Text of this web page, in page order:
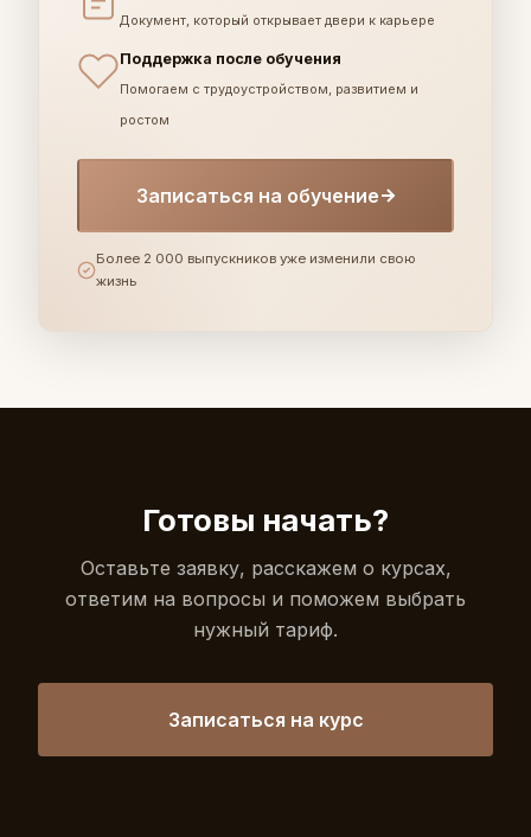
Документ, который открывает двери к карьере
Поддержка после обучения
Помогаем с трудоустройством, развитием и
ростом
Записаться на обучение
Более 2 000 выпускников уже изменили свою
жизнь
Готовы начать?
Оставьте заявку, расскажем о курсах,
ответим на вопросы и поможем выбрать
нужный тариф.
Записаться на курс